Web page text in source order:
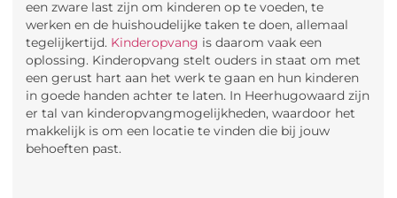
een zware last zijn om kinderen op te voeden, te
werken en de huishoudelijke taken te doen, allemaal
tegelijkertijd. Kinderopvang is daarom vaak een
oplossing. Kinderopvang stelt ouders in staat om met
een gerust hart aan het werk te gaan en hun kinderen
in goede handen achter te laten. In Heerhugowaard zijn
er tal van kinderopvangmogelijkheden, waardoor het
makkelijk is om een locatie te vinden die bij jouw
behoeften past.